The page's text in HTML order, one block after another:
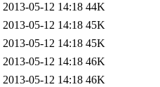
2013-05-12 14:18 44K
2013-05-12 14:18 45K
2013-05-12 14:18 45K
2013-05-12 14:18 46K
2013-05-12 14:18 46K